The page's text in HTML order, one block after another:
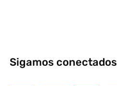
Sigamos conectados